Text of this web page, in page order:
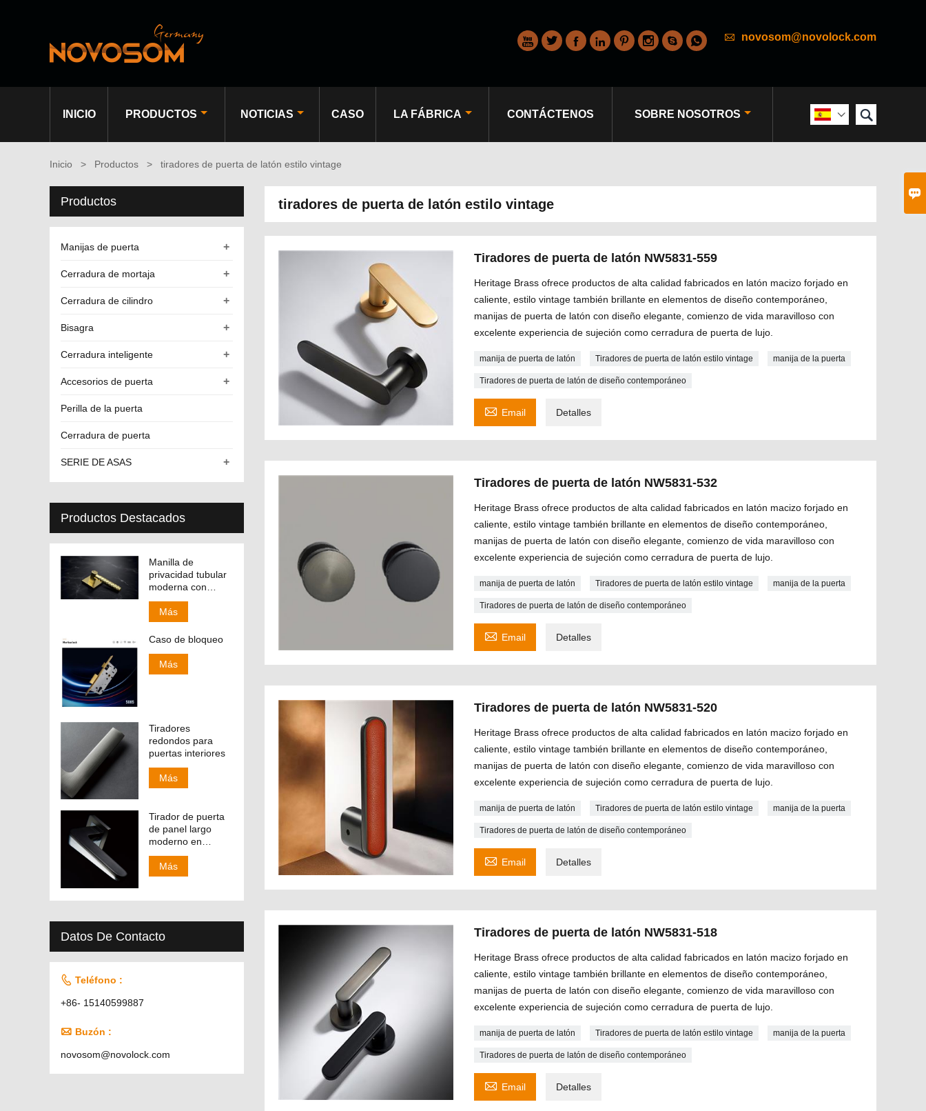

 novosom@novolock.com
       
 
INICIO PRODUCTOS NOTICIAS CASO LA FÁBRICA CONTÁCTENOS SOBRE NOSOTROS
Inicio > Productos > tiradores de puerta de latón estilo vintage
tiradores de puerta de latón estilo vintage
Tiradores de puerta de latón NW5831-559
Heritage Brass ofrece productos de alta calidad fabricados en latón macizo forjado en
caliente, estilo vintage también brillante en elementos de diseño contemporáneo,
manijas de puerta de latón con diseño elegante, comienzo de vida maravilloso con
excelente experiencia de sujeción como cerradura de puerta de lujo.
manija de puerta de latón Tiradores de puerta de latón estilo vintage manija de la puerta
Tiradores de puerta de latón de diseño contemporáneo
 Email Detalles
Tiradores de puerta de latón NW5831-532
Heritage Brass ofrece productos de alta calidad fabricados en latón macizo forjado en
caliente, estilo vintage también brillante en elementos de diseño contemporáneo,
manijas de puerta de latón con diseño elegante, comienzo de vida maravilloso con
excelente experiencia de sujeción como cerradura de puerta de lujo.
manija de puerta de latón Tiradores de puerta de latón estilo vintage manija de la puerta
Tiradores de puerta de latón de diseño contemporáneo
 Email Detalles
Tiradores de puerta de latón NW5831-520
Heritage Brass ofrece productos de alta calidad fabricados en latón macizo forjado en
caliente, estilo vintage también brillante en elementos de diseño contemporáneo,
manijas de puerta de latón con diseño elegante, comienzo de vida maravilloso con
excelente experiencia de sujeción como cerradura de puerta de lujo.
manija de puerta de latón Tiradores de puerta de latón estilo vintage manija de la puerta
Tiradores de puerta de latón de diseño contemporáneo
 Email Detalles
Tiradores de puerta de latón NW5831-518
Heritage Brass ofrece productos de alta calidad fabricados en latón macizo forjado en
caliente, estilo vintage también brillante en elementos de diseño contemporáneo,
manijas de puerta de latón con diseño elegante, comienzo de vida maravilloso con
excelente experiencia de sujeción como cerradura de puerta de lujo.
manija de puerta de latón Tiradores de puerta de latón estilo vintage manija de la puerta
Tiradores de puerta de latón de diseño contemporáneo
 Email Detalles
Productos
+
Manijas de puerta
+
Cerradura de mortaja
+
Cerradura de cilindro
+
Bisagra
+
Cerradura inteligente
+
Accesorios de puerta
Perilla de la puerta
Cerradura de puerta
+
SERIE DE ASAS
Productos Destacados
Manilla de
privacidad tubular
moderna con
manija
intercambiable
Más
Caso de bloqueo
Más
Tiradores
redondos para
puertas interiores
Más
Tirador de puerta
de panel largo
moderno en
acabado CP y SN
138-158
Más
Datos De Contacto
 Teléfono :
+86- 15140599887
 Buzón :
novosom@novolock.com